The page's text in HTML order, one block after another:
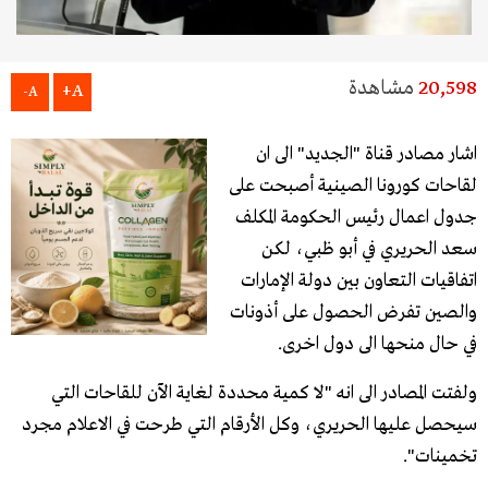
20,598 مشاهدة A+
A-
اشار مصادر قناة "الجديد" الى ان
لقاحات ​كورونا​ ​الصين​ية أصبحت على
جدول اعمال رئيس ​الحكومة​ المكلف ​
سعد الحريري​ في ​أبو ظبي​، لكن
اتفاقيات التعاون بين دولة ​الإمارات​
والصين تفرض الحصول على أذونات
في حال منحها الى دول اخرى.
ولفتت المصادر الى انه "لا كمية محددة لغاية الآن للقاحات التي
سيحصل عليها الحريري، وكل الأرقام التي طرحت في الاعلام مجرد
تخمينات​​​​​​​".